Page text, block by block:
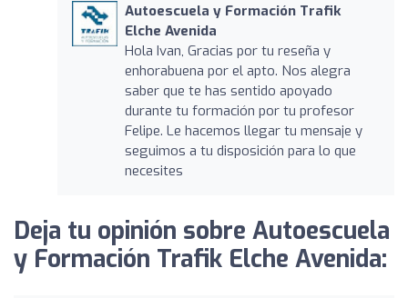
Autoescuela y Formación Trafik
Elche Avenida
Hola Ivan, Gracias por tu reseña y
enhorabuena por el apto. Nos alegra
saber que te has sentido apoyado
durante tu formación por tu profesor
Felipe. Le hacemos llegar tu mensaje y
seguimos a tu disposición para lo que
necesites
Deja tu opinión sobre Autoescuela
y Formación Trafik Elche Avenida: